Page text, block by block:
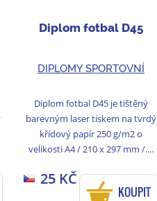
Diplom fotbal D45
DIPLOMY SPORTOVNÍ
Diplom fotbal D45 je tištěný
barevným laser tiskem na tvrdý
křídový papír 250 g/m2 o
velikosti A4 / 210 x 297 mm /....
25 KČ
KOUPIT